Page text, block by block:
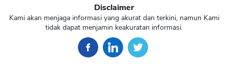
Disclaimer
Kami akan menjaga informasi yang akurat dan terkini, namun Kami
tidak dapat menjamin keakuratan informasi.